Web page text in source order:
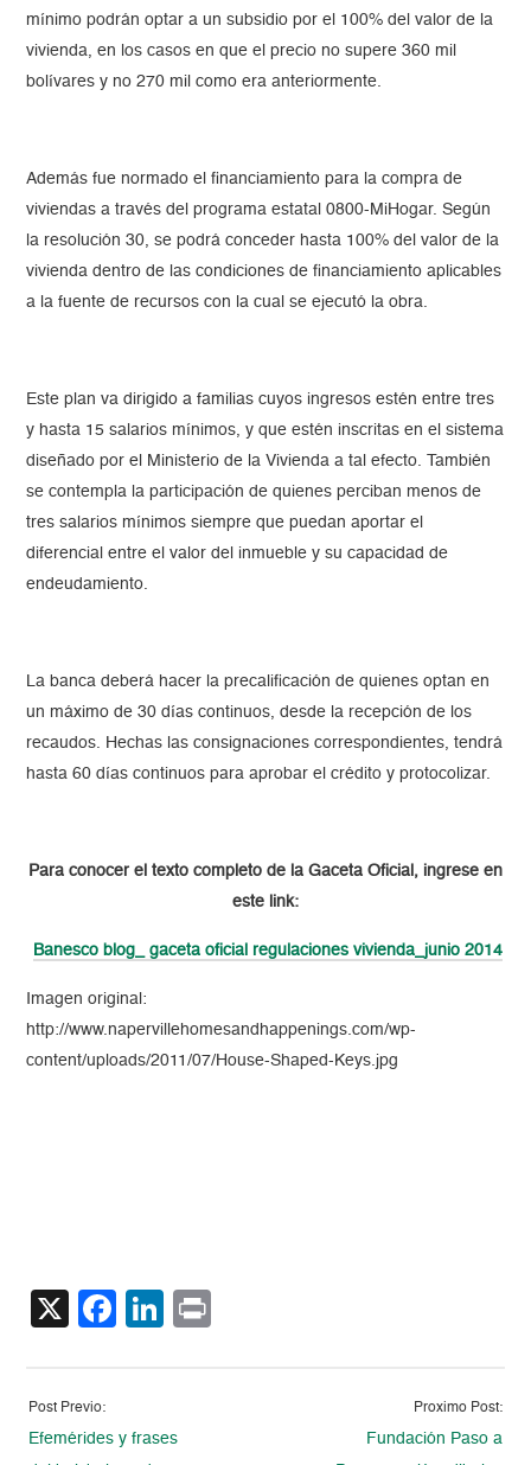
mínimo podrán optar a un subsidio por el 100% del valor de la
vivienda, en los casos en que el precio no supere 360 mil
bolívares y no 270 mil como era anteriormente.
Además fue normado el financiamiento para la compra de
viviendas a través del programa estatal 0800-MiHogar. Según
la resolución 30, se podrá conceder hasta 100% del valor de la
vivienda dentro de las condiciones de financiamiento aplicables
a la fuente de recursos con la cual se ejecutó la obra.
Este plan va dirigido a familias cuyos ingresos estén entre tres
y hasta 15 salarios mínimos, y que estén inscritas en el sistema
diseñado por el Ministerio de la Vivienda a tal efecto. También
se contempla la participación de quienes perciban menos de
tres salarios mínimos siempre que puedan aportar el
diferencial entre el valor del inmueble y su capacidad de
endeudamiento.
La banca deberá hacer la precalificación de quienes optan en
un máximo de 30 días continuos, desde la recepción de los
recaudos. Hechas las consignaciones correspondientes, tendrá
hasta 60 días continuos para aprobar el crédito y protocolizar.
Para conocer el texto completo de la Gaceta Oficial, ingrese en
este link:
Banesco blog_ gaceta oficial regulaciones vivienda_junio 2014
Imagen original:
http://www.napervillehomesandhappenings.com/wp-
content/uploads/2011/07/House-Shaped-Keys.jpg
X Facebook
LinkedIn
Post Previo:
Efemérides y frases
Proximo Post:
Fundación Paso a